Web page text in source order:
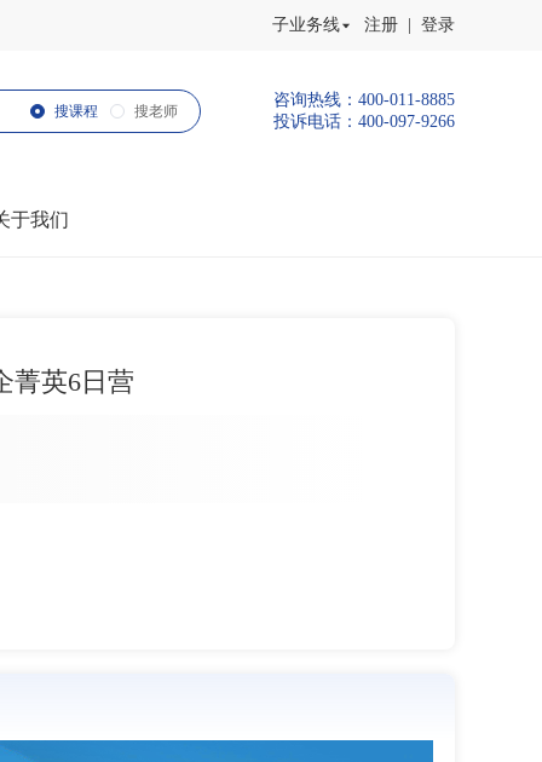
子业务线 注册 | 登录
搜课程 搜老师
咨询热线：400-011-8885
投诉电话：400-097-9266
于我们
菁英6日营